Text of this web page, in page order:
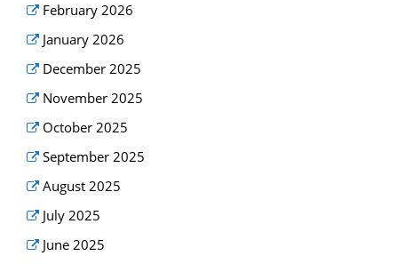
February 2026
January 2026
December 2025
November 2025
October 2025
September 2025
August 2025
July 2025
June 2025